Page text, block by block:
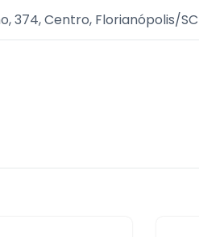
374, Centro, Florianópolis/SC